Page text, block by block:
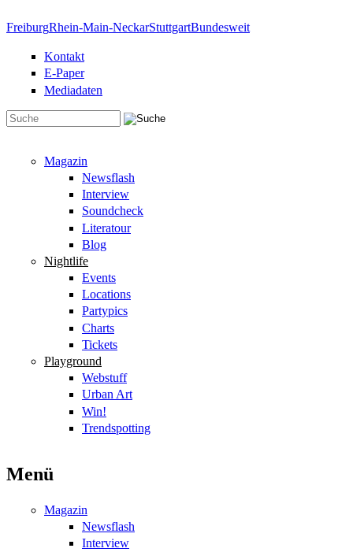
FreiburgRhein-Main-NeckarStuttgartBundesweit
Kontakt
E-Paper
Mediadaten
Magazin
Newsflash
Interview
Soundcheck
Literatour
Blog
Nightlife
Events
Locations
Partypics
Charts
Tickets
Playground
Webstuff
Urban Art
Win!
Trendspotting
Menü
Magazin
Newsflash
Interview